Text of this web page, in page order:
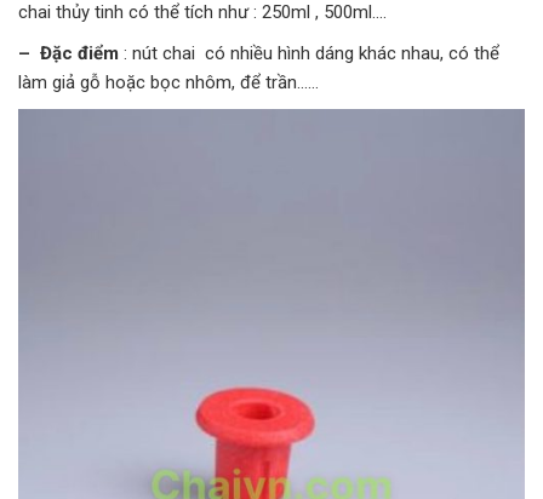
chai thủy tinh có thể tích như : 250ml , 500ml….
– Đặc điểm : nút chai có nhiều hình dáng khác nhau, có thể
làm giả gỗ hoặc bọc nhôm, để trần……